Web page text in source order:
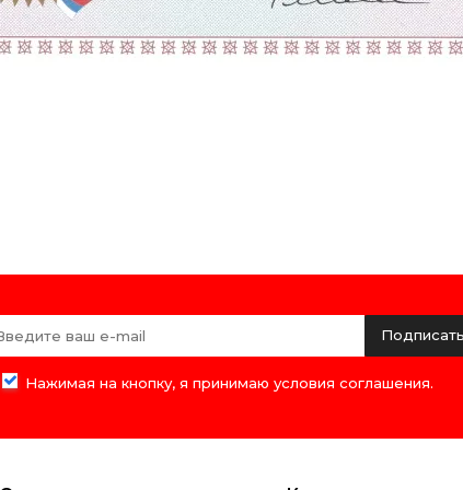
Нажимая на кнопку, я принимаю условия соглашения.